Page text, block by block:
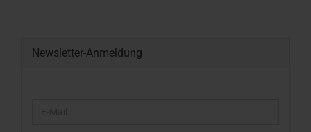
Newsletter-Anmeldung